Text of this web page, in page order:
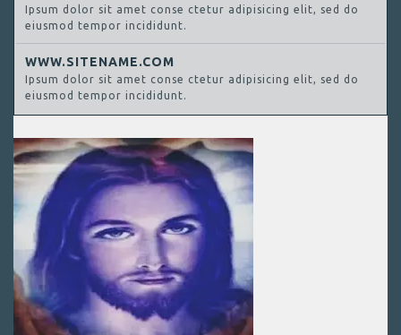
Ipsum dolor sit amet conse ctetur adipisicing elit, sed do
eiusmod tempor incididunt.
WWW.SITENAME.COM
Ipsum dolor sit amet conse ctetur adipisicing elit, sed do
eiusmod tempor incididunt.